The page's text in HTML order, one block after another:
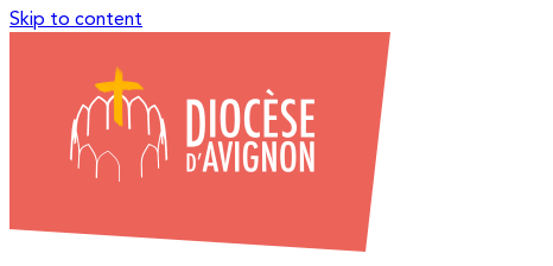
Skip to content